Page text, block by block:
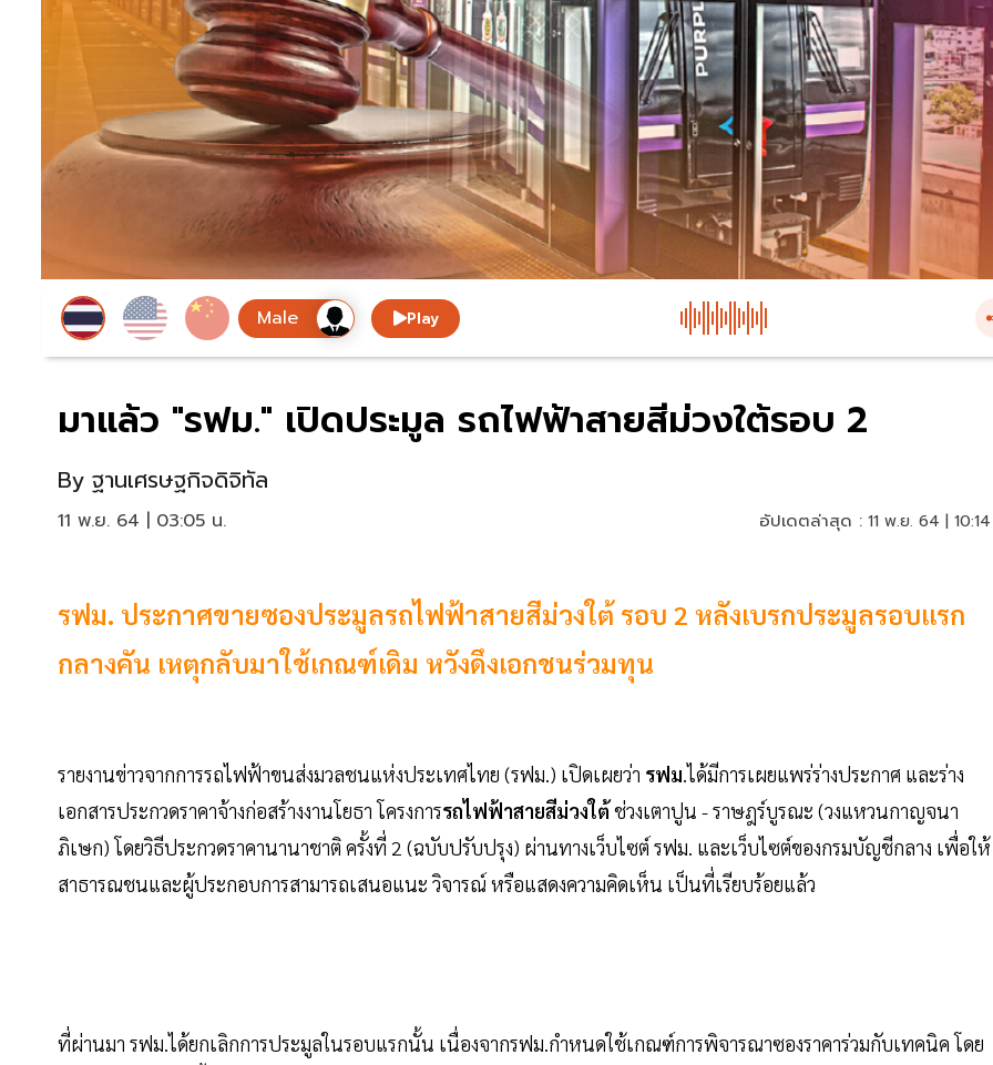
Play
มาแล้ว "รฟม." เปิดประมูล รถไฟฟ้าสายสีม่วงใต้รอบ 2
By ฐานเศรษฐกิจดิจิทัล
11 พ.ย. 64 | 03:05 น. อัปเดตล่าสุด : 11 พ.ย. 64 |
รฟม. ประกาศขายซองประมูลรถไฟฟ้าสายสีม่วงใต้ รอบ 2 หลังเบรกประมูลรอบแรก
กลางคัน เหตุกลับมาใช้เกณฑ์เดิม หวังดึงเอกชนร่วมทุน
รายงานข่าวจากการรถไฟฟ้าขนส่งมวลชนแห่งประเทศไทย (รฟม.) เปิดเผยว่า รฟม.ได้มีการเผยแพร่ร่างประกาศ และร่าง
เอกสารประกวดราคาจ้างก่อสร้างงานโยธา โครงการรถไฟฟ้าสายสีม่วงใต้ช่วงเตาปูน - ราษฎร์บูรณะ (วงแหวนกาญจนา
ภิเษก) โดยวิธีประกวดราคานานาชาติ ครั้งที่ 2 (ฉบับปรับปรุง) ผ่านทางเว็บไซต์ รฟม. และเว็บไซต์ของกรมบัญชีกลาง เพื่อให้
สาธารณชนและผู้ประกอบการสามารถเสนอแนะ วิจารณ์ หรือแสดงความคิดเห็น เป็นที่เรียบร้อยแล้ว
ที่ผ่านมา รฟม.ได้ยกเลิกการประมูลในรอบแรกนั้น เนื่องจากรฟม.กำหนดใช้เกณฑ์การพิจารณาซองราคาร่วมกับเทคนิค โดย